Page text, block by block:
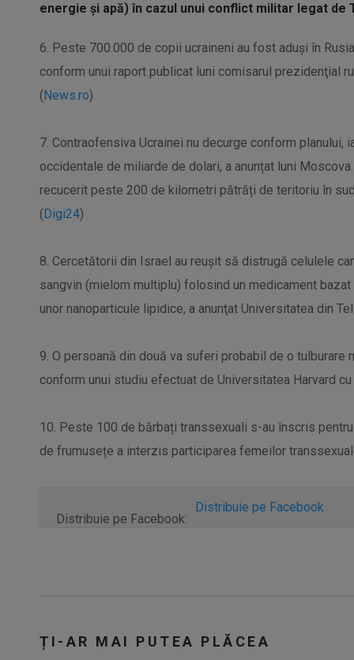
energie și apă) în cazul unui conflict militar legat de
6. Peste 700.000 de copii ucraineni au fost aduşi în
conform unui raport publicat luni comisarul prezidenţial
(News.ro)
7. Contraofensiva Ucrainei nu decurge conform planului,
occidentale de miliarde de dolari, a anunțat luni
recucerit peste 200 de kilometri pătrăți de teritoriu în
(Digi24)
8. Cercetătorii din Israel au reuşit să distrugă celulele
sangvin (mielom multiplu) folosind un medicament
unor nanoparticule lipidice, a anunţat Universitatea din
9. O persoană din două va suferi probabil de o tulburare
conform unui studiu efectuat de Universitatea Harvard
10. Peste 100 de bărbați transsexuali s-au înscris
de frumusețe a interzis participarea femeilor
Distribuie pe Facebook:
Distribuie pe Facebook
ȚI-AR MAI PUTEA PLĂCEA